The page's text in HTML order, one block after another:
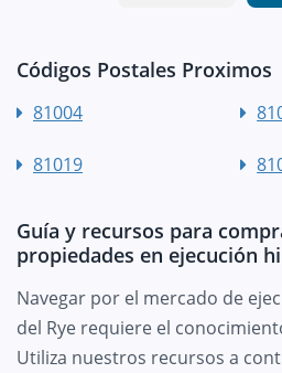
Códigos Postales Proximos
81004
81019
Guía y recursos para
propiedades en ejecución
Navegar por el mercado de
del Rye requiere el
Utiliza nuestros recursos a